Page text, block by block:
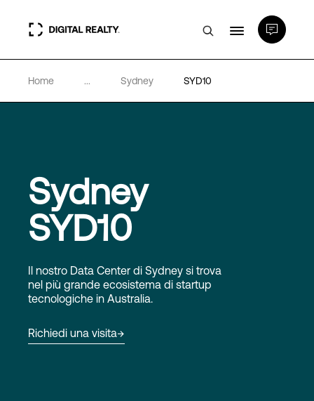
Data center
Partner
Competenze e Risorse
Chi Siamo
Home ... Sydney SYD10
Sydney
SYD10
Il nostro Data Center di Sydney si trova
nel più grande ecosistema di startup
tecnologiche in Australia.
Richiedi una visita